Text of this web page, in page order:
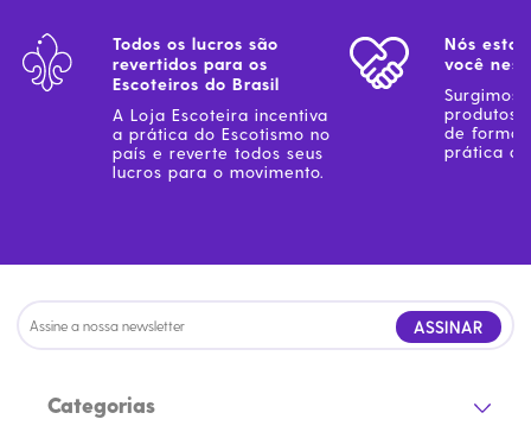
Todos os lucros são
revertidos para os
Escoteiros do Brasil
A Loja Escoteira incentiva
a prática do Escotismo no
país e reverte todos seus
lucros para o movimento.
Nós
você
Surgimos
produtos
de forma
prática
ASSINAR
Categorias